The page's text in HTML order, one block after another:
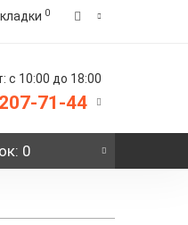
0
с 10:00 до 18:00
207-71-44
: 0